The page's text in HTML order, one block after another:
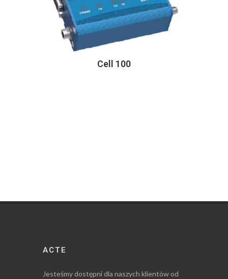
Cell 100
ACTE
Jesteśmy dostępni dla naszych klientów od